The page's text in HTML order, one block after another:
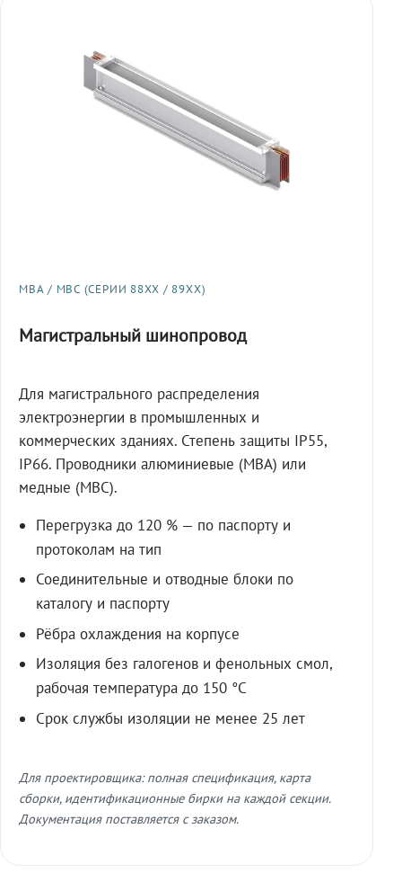
МВА / МВС (СЕРИИ 88XX / 89XX)
Магистральный шинопровод
Для магистрального распределения
электроэнергии в промышленных и
коммерческих зданиях. Степень защиты IP55,
IP66. Проводники алюминиевые (МВА) или
медные (МВС).
Перегрузка до 120 % — по паспорту и
протоколам на тип
Соединительные и отводные блоки по
каталогу и паспорту
Рёбра охлаждения на корпусе
Изоляция без галогенов и фенольных смол,
рабочая температура до 150 °C
Срок службы изоляции не менее 25 лет
Для проектировщика: полная спецификация, карта
сборки, идентификационные бирки на каждой секции.
Документация поставляется с заказом.